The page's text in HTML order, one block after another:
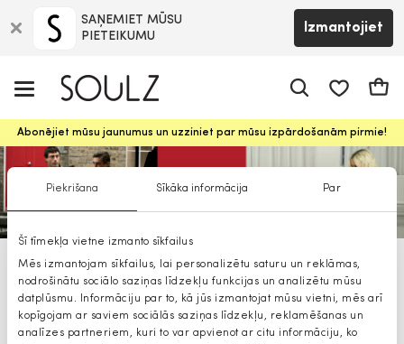
Piekrišana Sīkāka informācija Par
Šī tīmekļa vietne izmanto sīkfailus
Mēs izmantojam sīkfailus, lai personalizētu saturu un reklāmas,
nodrošinātu sociālo saziņas līdzekļu funkcijas un analizētu mūsu
datplūsmu. Informāciju par to, kā jūs izmantojat mūsu vietni, mēs arī
kopīgojam ar saviem sociālās saziņas līdzekļu, reklamēšanas un
analīzes partneriem, kuri to var apvienot ar citu informāciju, ko
SAŅEMIET MŪSU
PIETEIKUMU
Izmantojiet
Abonējiet mūsu jaunumus un uzziniet par mūsu izpārdošanām pirmie!
HUGO džemperi